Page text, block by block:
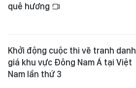
quê hương
Khởi động cuộc thi vẽ tranh danh
giá khu vực Đông Nam Á tại Việt
Nam lần thứ 3